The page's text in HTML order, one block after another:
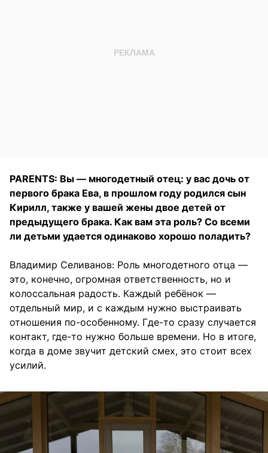
PARENTS: Вы — многодетный отец: у вас дочь от
первого брака Ева, в прошлом году родился сын
Кирилл, также у вашей жены двое детей от
предыдущего брака. Как вам эта роль? Со всеми
ли детьми удается одинаково хорошо поладить?
Владимир Селиванов: Роль многодетного отца —
это, конечно, огромная ответственность, но и
колоссальная радость. Каждый ребёнок —
отдельный мир, и с каждым нужно выстраивать
отношения по-особенному. Где-то сразу случается
контакт, где-то нужно больше времени. Но в итоге,
когда в доме звучит детский смех, это стоит всех
усилий.